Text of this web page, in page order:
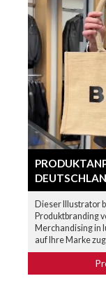
Dieser Illustrator
Produktbranding
Merchandising in
auf Ihre Marke